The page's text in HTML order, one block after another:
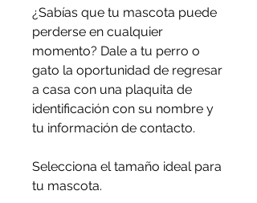
¿Sabías que tu mascota puede
perderse en cualquier
momento? Dale a tu perro o
gato la oportunidad de regresar
a casa con una plaquita de
identificación con su nombre y
tu información de contacto.
Selecciona el tamaño ideal para
tu mascota.